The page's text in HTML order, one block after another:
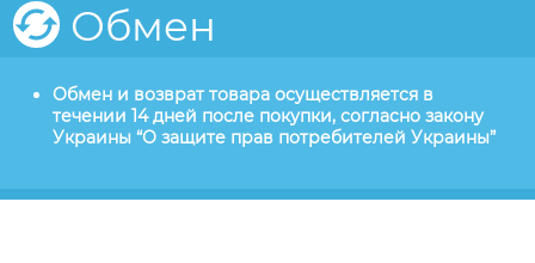
Обмен
Обмен и возврат товара осуществляется в
течении 14 дней после покупки, согласно закону
Украины “О защите прав потребителей Украины”